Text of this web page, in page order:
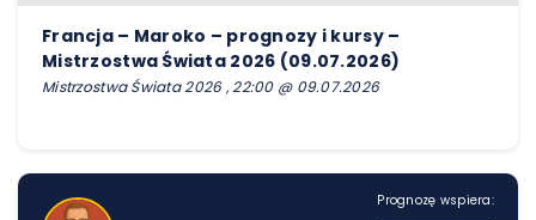
Francja – Maroko – prognozy i kursy –
Mistrzostwa Świata 2026 (09.07.2026)
Mistrzostwa Świata 2026 , 22:00 @ 09.07.2026
Prognozę wspiera: